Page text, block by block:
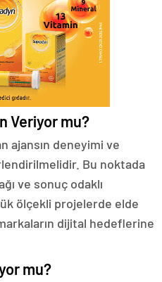
Veriyor mu?
ajansın deneyimi ve
Bu noktada
ve sonuç odaklı
ölçekli projelerde elde
dijital hedeflerine
mu?